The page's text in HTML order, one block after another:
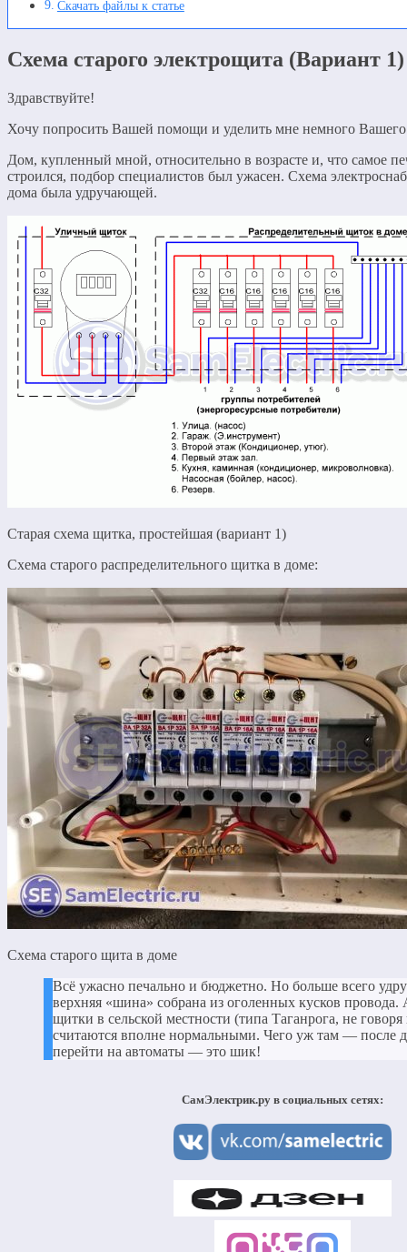
Скачать файлы к статье
Схема старого электрощита (Вариант 1)
Здравствуйте!
Хочу попросить Вашей помощи и уделить мне немного
Дом, купленный мной, относительно в возрасте и, что самое
строился, подбор специалистов был ужасен. Схема
дома была удручающей.
Старая схема щитка, простейшая (вариант 1)
Схема старого распределительного щитка в доме:
Схема старого щита в доме
Всё ужасно печально и бюджетно. Но больше всего
верхняя «шина» собрана из оголенных кусков провода.
щитки в сельской местности (типа Таганрога, не
считаются вполне нормальными. Чего уж там — после
перейти на автоматы — это шик!
СамЭлектрик.ру в социальных сетях: